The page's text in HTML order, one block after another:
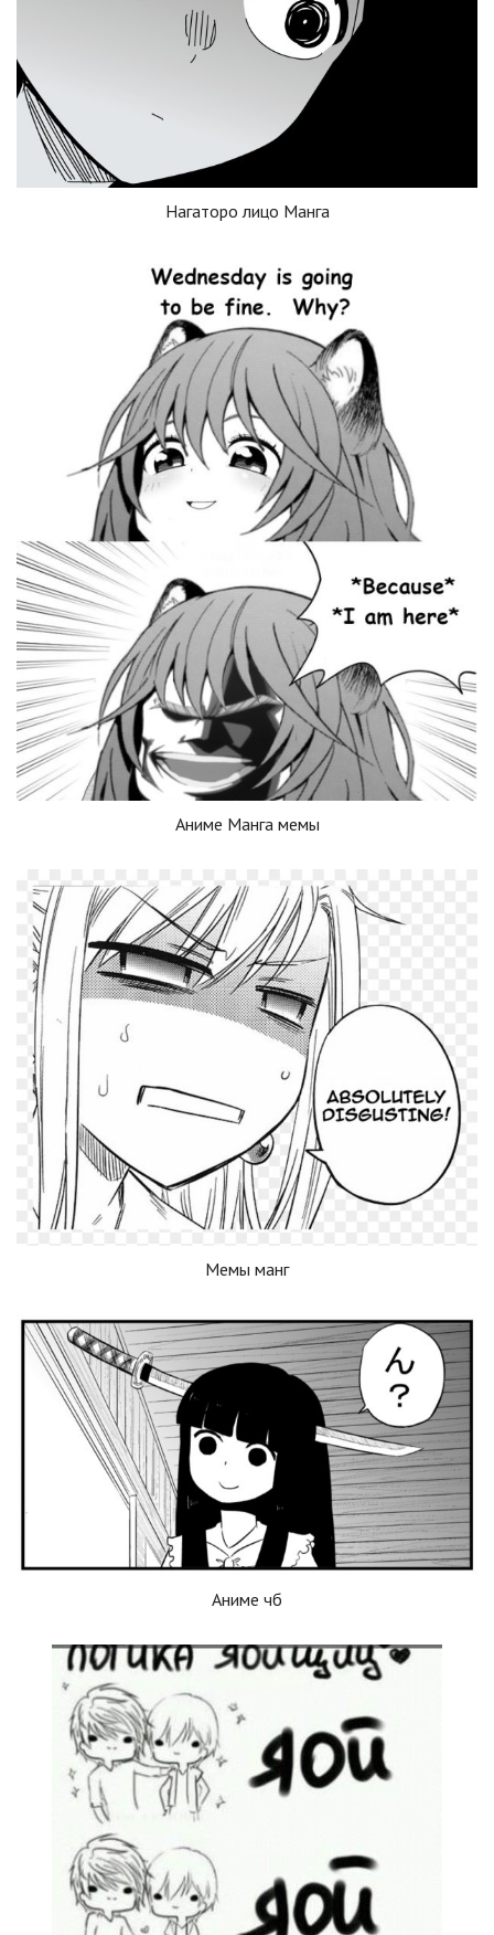
Нагаторо лицо Манга
Аниме Манга мемы
Мемы манг
Аниме чб